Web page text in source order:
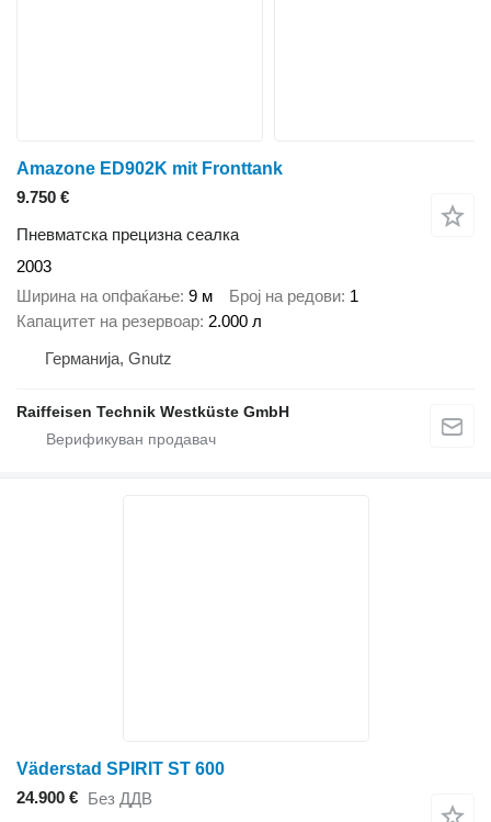
Amazone ED902K mit Fronttank
9.750 €
Пневматска прецизна сеалка
2003
Ширина на опфаќање 9 м Број на редови 1
Капацитет на резервоар 2.000 л
Германија, Gnutz
Raiffeisen Technik Westküste GmbH
Väderstad SPIRIT ST 600
24.900 € Без ДДВ